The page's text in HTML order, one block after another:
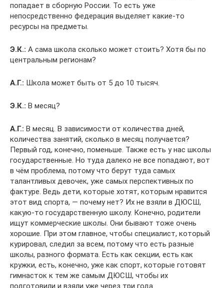
попадает в сборную России. То есть уже
непосредственно федерация выделяет какие-то
ресурсы на предметы.
Э.К.: А сама школа сколько может стоить? Хотя бы по
центральным регионам?
А.Г.: Школа может быть от 5 до 10 тысяч.
Э.К.: В месяц?
А.Г.: В месяц. В зависимости от количества дней,
количества занятий, сколько в месяц получается?
Первый год, конечно, поменьше. Также есть у нас школы
государственные. Но туда далеко не все попадают, вот
в чём проблема, потому что берут туда самых
талантливых девочек, уже самых перспективных по
фактуре. Ведь дети, которые хотят, которым нравится
этот вид спорта, — почему нет? Их не взяли в ДЮСШ,
какую-то государственную школу. Конечно, родители
ищут коммерческие школы. Они бывают тоже очень
хорошие. При этом главное, чтобы специалист, который
курировал, следил за всем, потому что есть разные
школы, разного формата. Есть как секции, есть как
кружки, есть, конечно, уже как спорт, которые готовят
гимнасток к тем же самым ДЮСШ, чтобы их
подготовили и взяли уже через три года.